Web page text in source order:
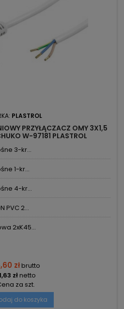
PLASTROL
PRZYŁĄCZACZ OMY 3X1,5
W-97181 PLASTROL
3-kr...
1-kr...
4-kr...
PVC 2...
2xK45...
złbrutto
złnetto
za szt.
do koszyka